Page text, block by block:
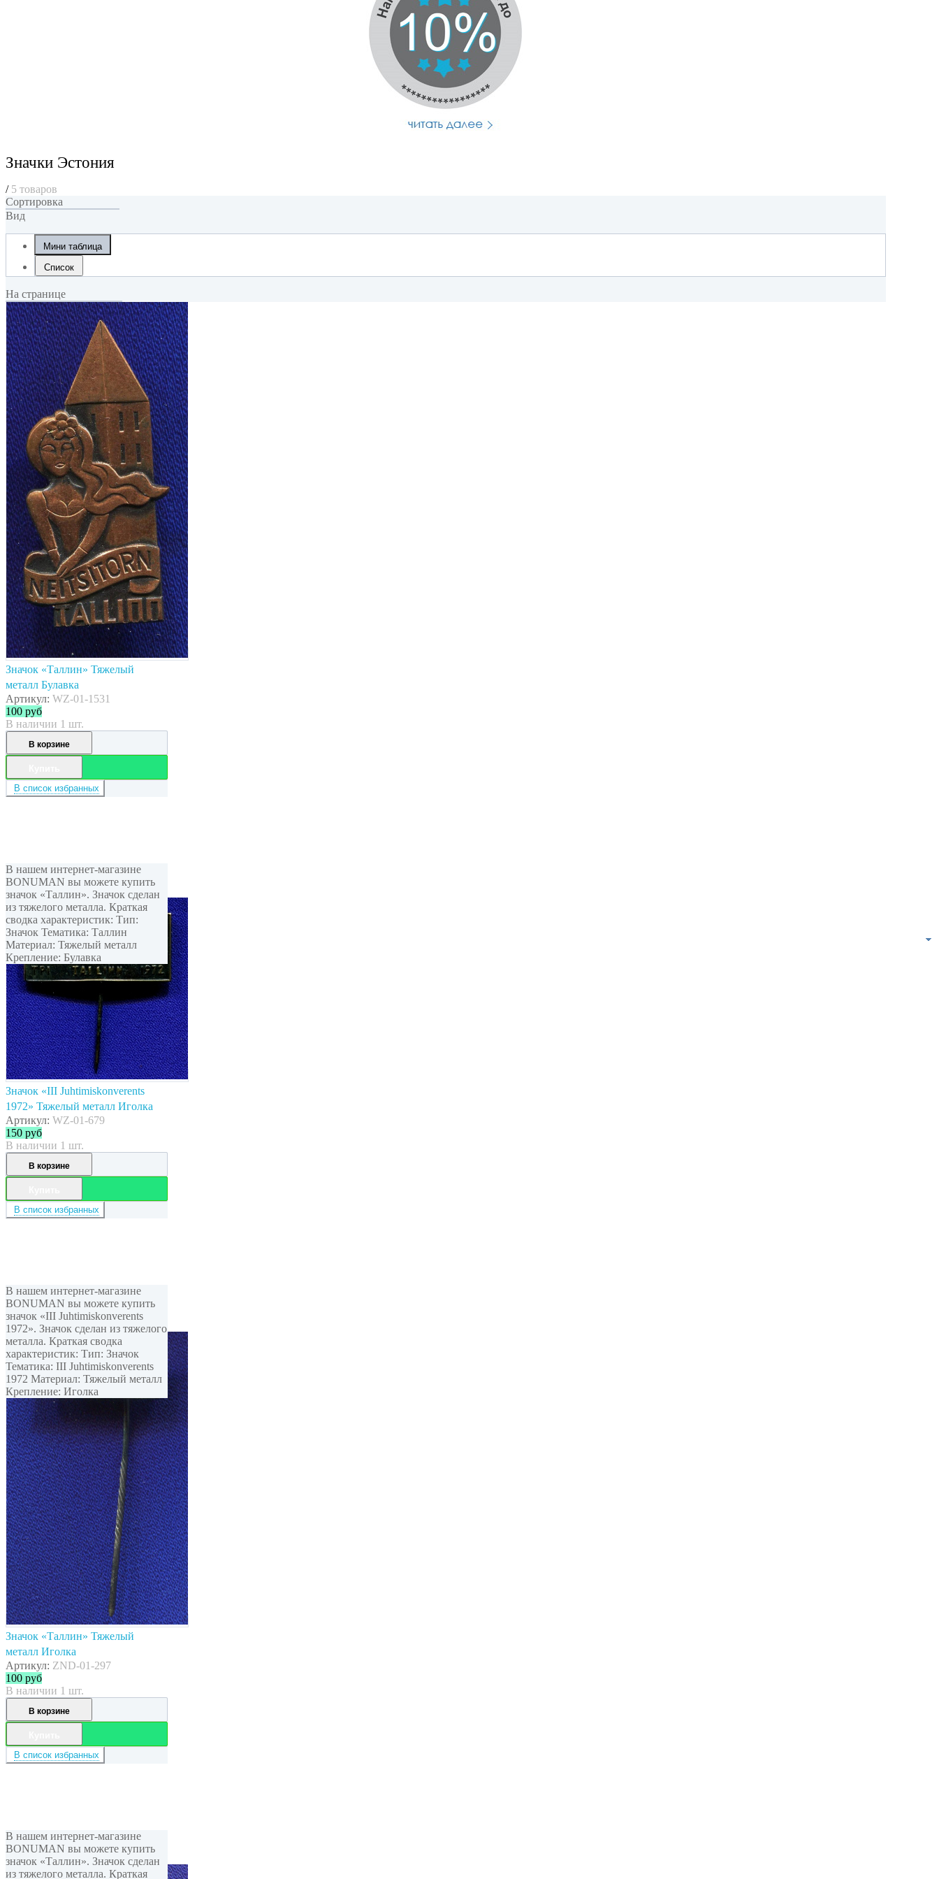
Значки Эстония
/ 5 товаров
Сортировка
Вид
Мини таблица
Список
На странице
Значок «Таллин» Тяжелый
металл Булавка
Артикул: WZ-01-1531
100 руб
В наличии 1 шт.
В корзине
В список избранных
В нашем интернет-магазине
BONUMAN вы можете купить
значок «Таллин». Значок сделан
из тяжелого металла. Краткая
сводка характеристик: Тип:
Значок Тематика: Таллин
Материал: Тяжелый металл
Крепление: Булавка
Значок «III Juhtimiskonverents
1972» Тяжелый металл Иголка
Артикул: WZ-01-679
150 руб
В наличии 1 шт.
В корзине
В список избранных
В нашем интернет-магазине
BONUMAN вы можете купить
значок «III Juhtimiskonverents
1972». Значок сделан из тяжелого
металла. Краткая сводка
характеристик: Тип: Значок
Тематика: III Juhtimiskonverents
1972 Материал: Тяжелый металл
Крепление: Иголка
Значок «Таллин» Тяжелый
металл Иголка
Артикул: ZND-01-297
100 руб
В наличии 1 шт.
В корзине
В список избранных
В нашем интернет-магазине
BONUMAN вы можете купить
значок «Таллин». Значок сделан
из тяжелого металла. Краткая